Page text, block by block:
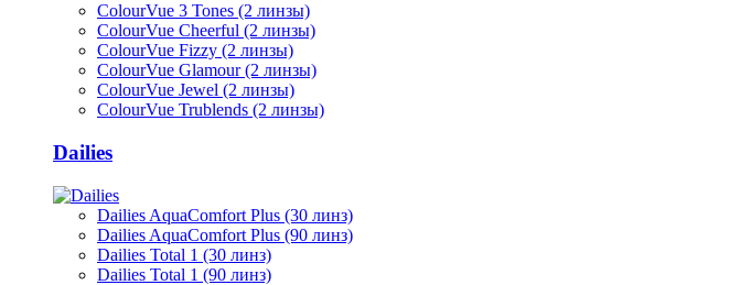
ColourVue 3 Tones (2 линзы)
ColourVue Cheerful (2 линзы)
ColourVue Fizzy (2 линзы)
ColourVue Glamour (2 линзы)
ColourVue Jewel (2 линзы)
ColourVue Trublends (2 линзы)
Dailies
Dailies AquaComfort Plus (30 линз)
Dailies AquaComfort Plus (90 линз)
Dailies Total 1 (30 линз)
Dailies Total 1 (90 линз)